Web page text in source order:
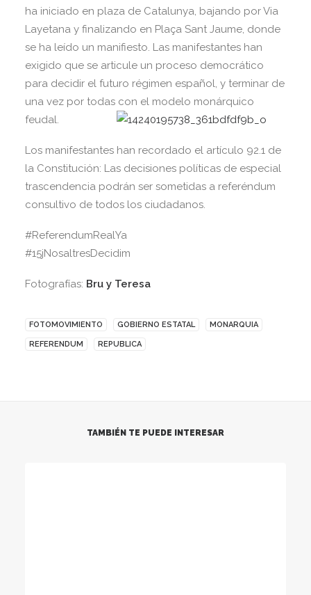
ha iniciado en plaza de Catalunya, bajando por Via
Layetana y finalizando en Plaça Sant Jaume, donde
se ha leído un manifiesto. Las manifestantes han
exigido que se articule un proceso democrático
para decidir el futuro régimen español, y terminar de
una vez por todas con el modelo monárquico
feudal.
Los manifestantes han recordado el artículo 92.1 de
la Constitución: Las decisiones políticas de especial
trascendencia podrán ser sometidas a referéndum
consultivo de todos los ciudadanos.
#ReferendumRealYa
#‎15jNosaltresDecidim
Fotografías: Bru y Teresa
FOTOMOVIMIENTO GOBIERNO ESTATAL MONARQUIA
REFERENDUM REPUBLICA
TAMBIÉN TE PUEDE INTERESAR